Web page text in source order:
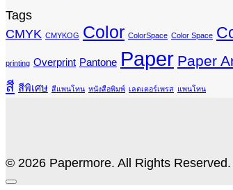
Tags
CMYK CMYKOG Color ColorSpace Color Space
printing Overprint Pantone Paper Paper
สี สีพิเศษ สีแพนโทน หนังสือพิมพ์ เลตเตอร์เพรส แพนโทน
© 2026 Papermore. All Rights Reserved.